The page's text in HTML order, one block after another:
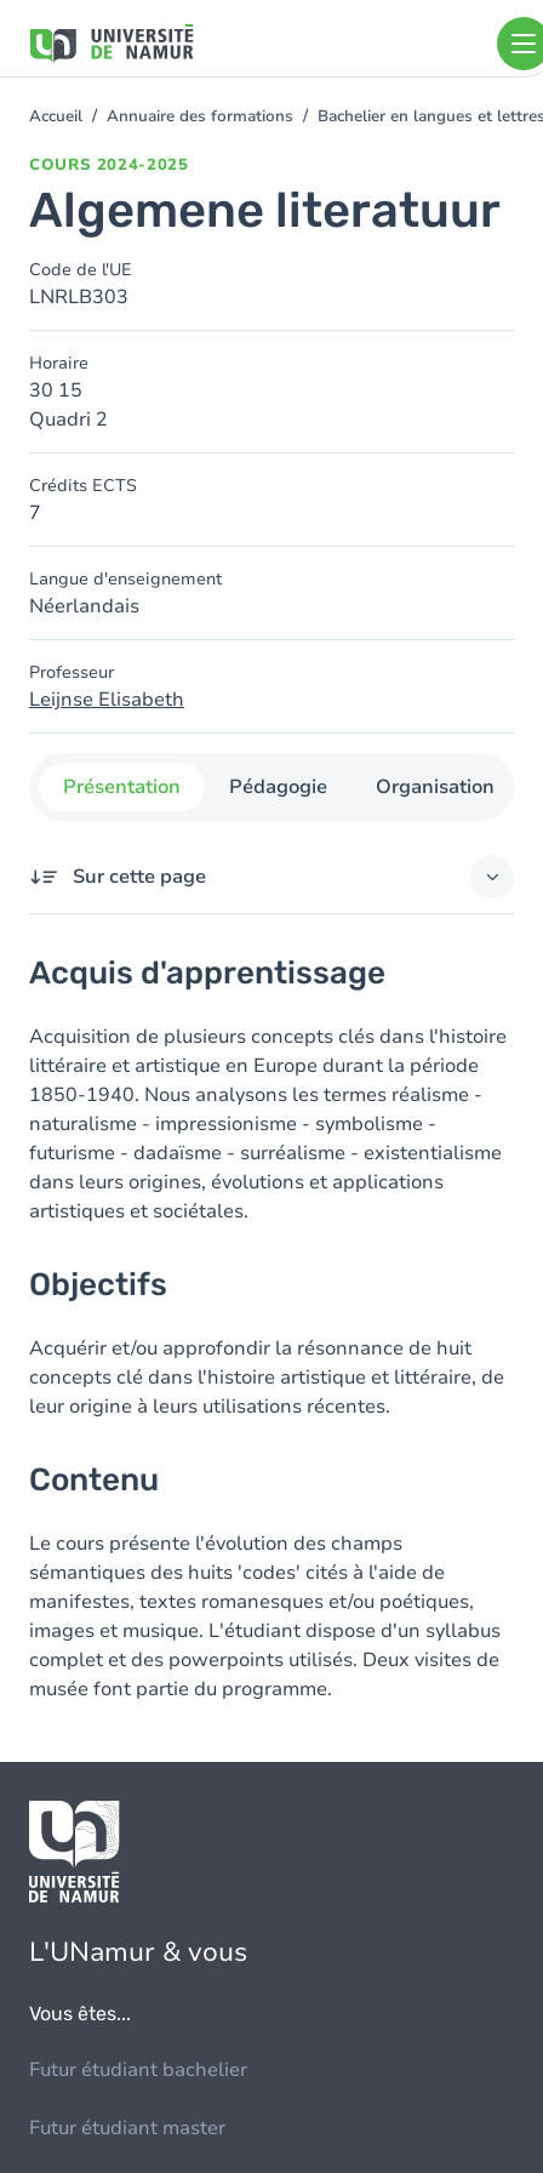
contenu
You
Accueil Annuaire des formations Bachelier en langues et
COURS 2024-2025
Algemene literatuur
Code de l'UE
LNRLB303
Horaire
30 15
Quadri 2
Crédits ECTS
7
Langue d'enseignement
Néerlandais
Professeur
Leijnse Elisabeth
Présentation Pédagogie Organisation
Sur cette page
Objectifs
Contenu
Acquis d'apprentissage
Acquisition de plusieurs concepts clés dans l'histoire
littéraire et artistique en Europe durant la période
1850-1940. Nous analysons les termes réalisme -
naturalisme - impressionisme - symbolisme -
futurisme - dadaïsme - surréalisme - existentialisme
dans leurs origines, évolutions et applications
artistiques et sociétales.
Objectifs
Acquérir et/ou approfondir la résonnance de huit
concepts clé dans l'histoire artistique et littéraire, de
leur origine à leurs utilisations récentes.
Contenu
Le cours présente l'évolution des champs
sémantiques des huits 'codes' cités à l'aide de
manifestes, textes romanesques et/ou poétiques,
images et musique. L'étudiant dispose d'un syllabus
complet et des powerpoints utilisés. Deux visites de
musée font partie du programme.
L'UNamur & vous
Vous êtes...
Futur étudiant bachelier
Futur étudiant master